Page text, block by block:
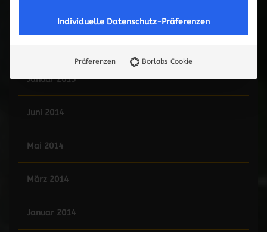
Januar 2015
Juni 2014
Mai 2014
März 2014
Januar 2014
Individuelle Datenschutz-Präferenzen
Präferenzen Borlabs Cookie